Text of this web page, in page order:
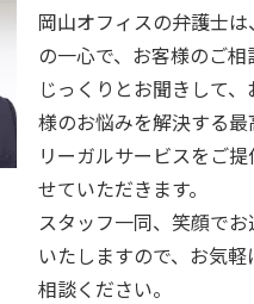
岡山オフィスの弁護士は
の一心で、お客様のご相
じっくりとお聞きして、
様のお悩みを解決する最
リーガルサービスをご提
せていただきます。
スタッフ一同、笑顔でお
いたしますので、お気軽
相談ください。